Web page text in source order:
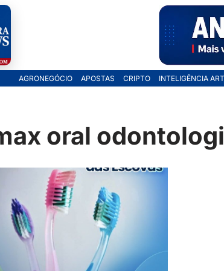
AGRONEGÓCIO APOSTAS CRIPTO INTELIGÊNCIA
oral